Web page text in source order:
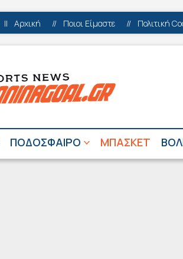
|| Αρχική // Ποιοι Είμαστε // Πολιτική
ΠΟΔΟΣΦΑΙΡΟ ΜΠΑΣΚΕΤ